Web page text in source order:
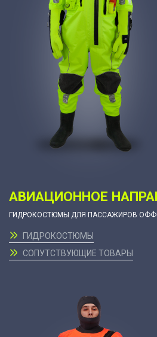
АВИАЦИОННОЕ
ГИДРОКОСТЮМЫ ДЛЯ ПАССАЖИРОВ
ГИДРОКОСТЮМЫ
СОПУТСТВУЮЩИЕ ТОВАРЫ